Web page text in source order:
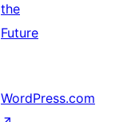
the
Future
WordPress.com